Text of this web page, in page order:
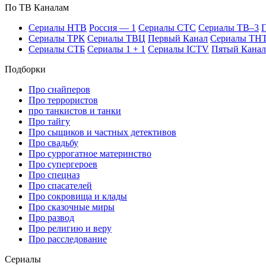
По ТВ Ка­на­лам
Се­риа­лы НТВ Рос­сия — 1 Се­риа­лы СТС Се­риа­лы ТВ–3
Се­риа­лы ТРК Се­риа­лы ТВЦ Пер­вый Ка­нал Се­риа­лы
Се­риа­лы СТБ Се­риа­лы 1 + 1 Се­риа­лы ICTV Пя­тый Ка­нал
Подборки
Про снайперов
Про террористов
про танкистов и танки
Про тайгу
Про сыщиков и частных детективов
Про свадьбу
Про суррогатное материнство
Про супергероев
Про спецназ
Про спасателей
Про сокровища и клады
Про сказочные миры
Про развод
Про религию и веру
Про расследование
Се­риа­лы